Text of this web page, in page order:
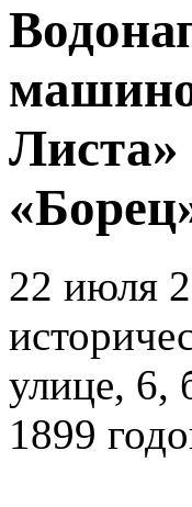
22 июля
улице, 6,
1899